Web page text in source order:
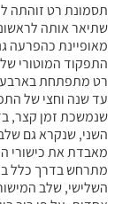
תסמונת רט זוהתה
מאופיינת כהפרעה
התפקוד המוטורי
רט מתפתחת
עד שנה וחצי של
שנמשכת זמן קצר,
השני, שנקרא גם
מאבדת את כישורי
מתרחש בדרך כלל
השלישי, שלב